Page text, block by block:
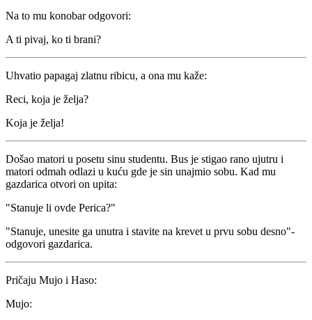
Na to mu konobar odgovori:
A ti pivaj, ko ti brani?
Uhvatio papagaj zlatnu ribicu, a ona mu kaže:
Reci, koja je želja?
Koja je želja!
Došao matori u posetu sinu studentu. Bus je stigao rano ujutru i
matori odmah odlazi u kuću gde je sin unajmio sobu. Kad mu
gazdarica otvori on upita:
"Stanuje li ovde Perica?"
"Stanuje, unesite ga unutra i stavite na krevet u prvu sobu desno"-
odgovori gazdarica.
Pričaju Mujo i Haso:
Mujo: